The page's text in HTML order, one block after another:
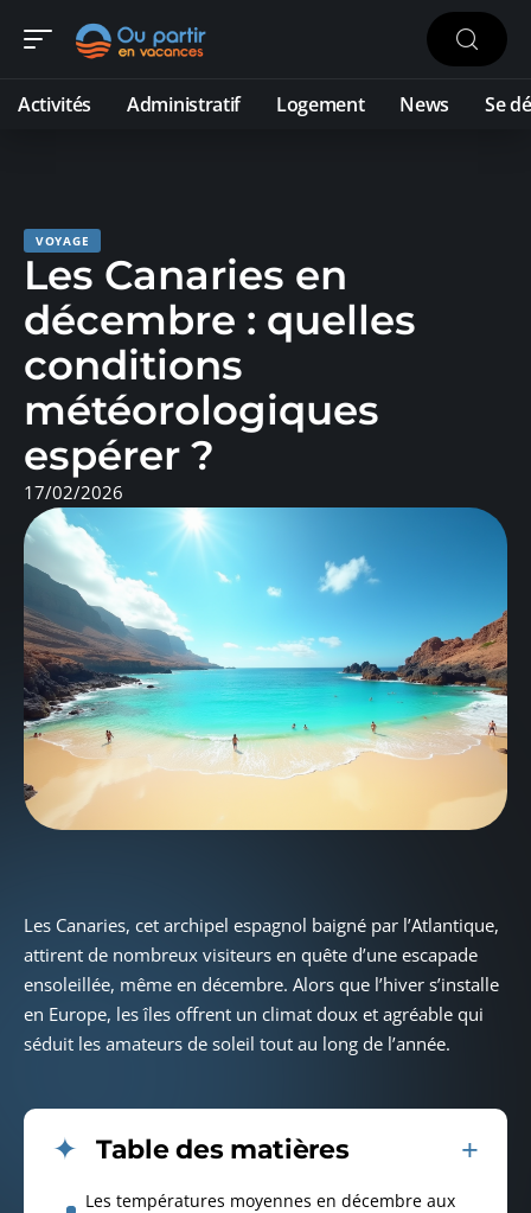
Activités Administratif Logement News Se
VOYAGE
Les Canaries en
décembre : quelles
conditions
météorologiques
espérer ?
17/02/2026
Les Canaries, cet archipel espagnol baigné par l’Atlantique,
attirent de nombreux visiteurs en quête d’une escapade
ensoleillée, même en décembre. Alors que l’hiver s’installe
en Europe, les îles offrent un climat doux et agréable qui
séduit les amateurs de soleil tout au long de l’année.
Table des matières
Les températures moyennes en décembre aux